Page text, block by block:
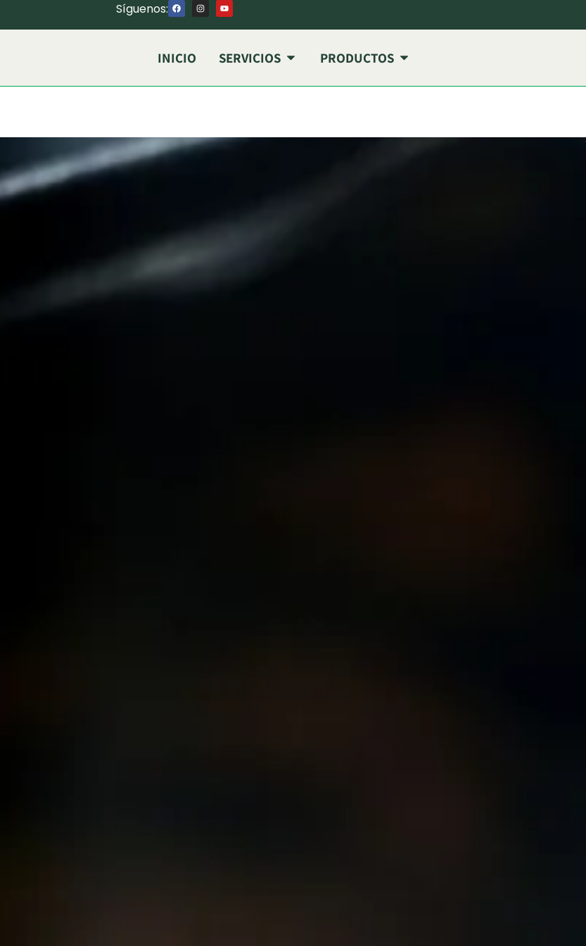
Síguenos:
INICIO SERVICIOS PRODUCTOS